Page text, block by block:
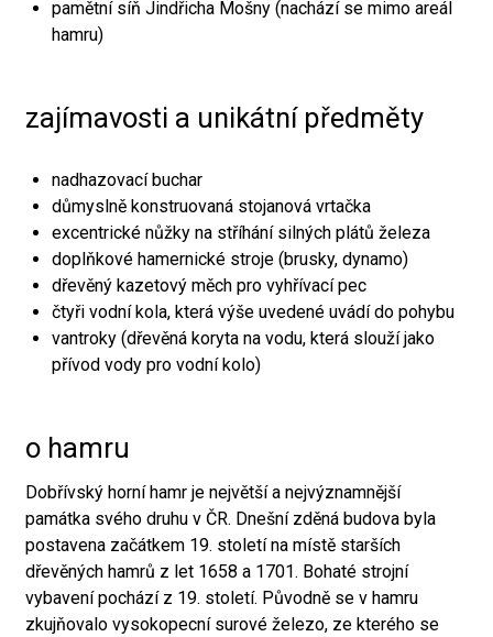
pamětní síň Jindřicha Mošny (nachází se mimo areál
hamru)
zajímavosti a unikátní předměty
nadhazovací buchar
důmyslně konstruovaná stojanová vrtačka
excentrické nůžky na stříhání silných plátů železa
doplňkové hamernické stroje (brusky, dynamo)
dřevěný kazetový měch pro vyhřívací pec
čtyři vodní kola, která výše uvedené uvádí do pohybu
vantroky (dřevěná koryta na vodu, která slouží jako
přívod vody pro vodní kolo)
o hamru
Dobřívský horní hamr je největší a nejvýznamnější
památka svého druhu v ČR. Dnešní zděná budova byla
postavena začátkem 19. století na místě starších
dřevěných hamrů z let 1658 a 1701. Bohaté strojní
vybavení pochází z 19. století. Původně se v hamru
zkujňovalo vysokopecní surové železo, ze kterého se